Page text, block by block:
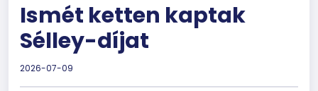
Ismét ketten kaptak
Sélley-díjat
2026-07-09